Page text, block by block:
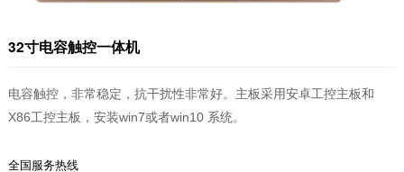
32寸电容触控一体机
电容触控，非常稳定，抗干扰性非常好。主板采用安卓工控主板和
X86工控主板，安装win7或者win10 系统。
全国服务热线